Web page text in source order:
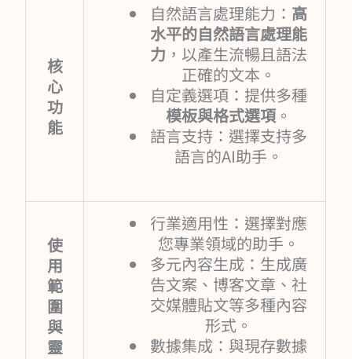
核
心
功
能
自然語言處理能力： 高
水平的自然語言處理能
力 ，以產生流暢且語法
正確的文本。
自定義選項：提供多種
模板與格式選項。
語言支持：選擇支持多
語言的AI助手。
使
用
範
圍
與
靈
行業適用性：選擇對應
您專業領域的助手。
多元內容生成：生成廣
告文案、博客文章、社
交媒體貼文等多種內容
形式。
數據集成：與現存數據